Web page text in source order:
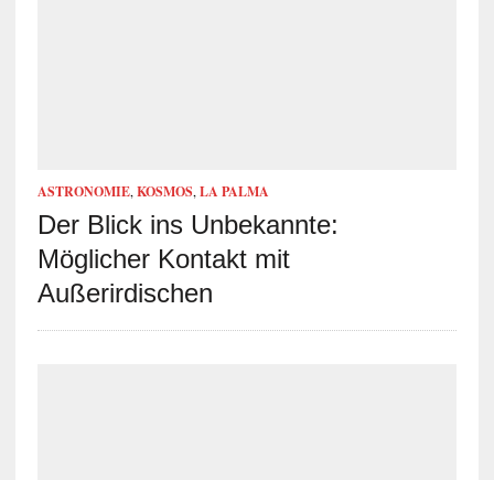
ASTRONOMIE, KOSMOS, LA PALMA
Der Blick ins Unbekannte:
Möglicher Kontakt mit
Außerirdischen